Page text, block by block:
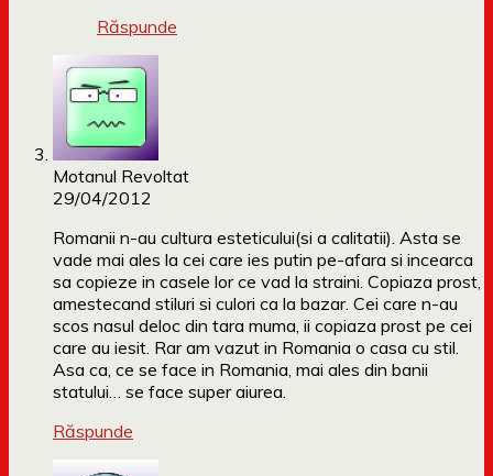
Răspunde
Motanul Revoltat
29/04/2012
Romanii n-au cultura esteticului(si a calitatii). Asta se
vade mai ales la cei care ies putin pe-afara si incearca
sa copieze in casele lor ce vad la straini. Copiaza prost,
amestecand stiluri si culori ca la bazar. Cei care n-au
scos nasul deloc din tara muma, ii copiaza prost pe cei
care au iesit. Rar am vazut in Romania o casa cu stil.
Asa ca, ce se face in Romania, mai ales din banii
statului… se face super aiurea.
Răspunde